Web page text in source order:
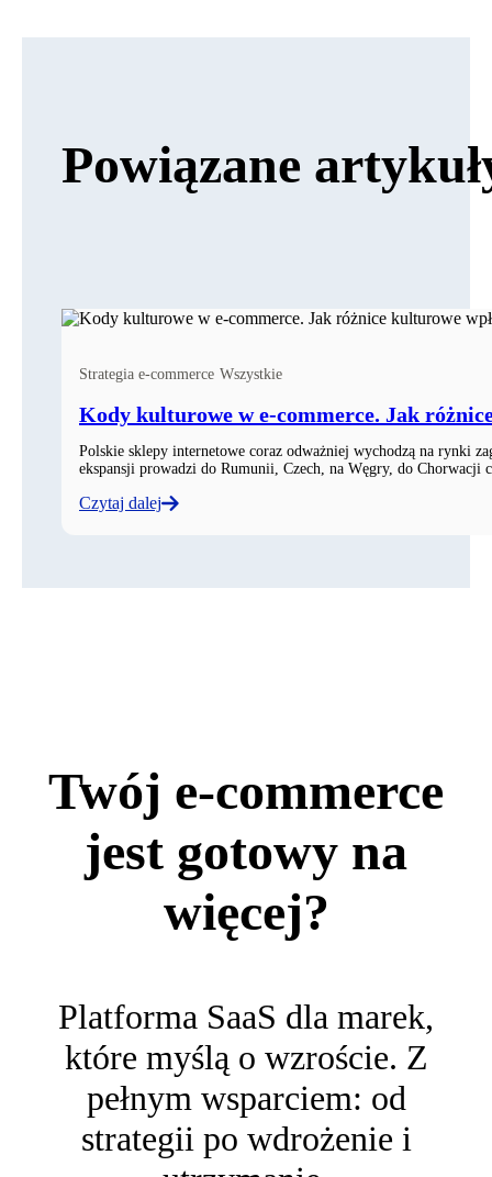
Powiązane
Strategia e‑commerce Wszystkie
Kody kulturowe w e‑commerce. Jak
Polskie sklepy internetowe coraz odważniej wychodzą na rynki
ekspansji prowadzi do Rumunii, Czech, na Węgry, do
Czytaj dalej
Twój e‑commerce
jest gotowy na
więcej?
Platforma SaaS dla marek,
które myślą o wzroście. Z
pełnym wsparciem: od
strategii po wdrożenie i